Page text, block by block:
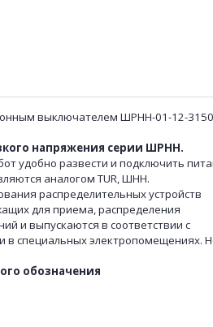
выключателем ШРНН-01-12-
напряжения серии ШРНН.
развести и подключить
аналогом TUR, ШНН.
распределительных устройств
для приема, распределения
и выпускаются в соответствии с
специальных электропомещениях.
обозначения